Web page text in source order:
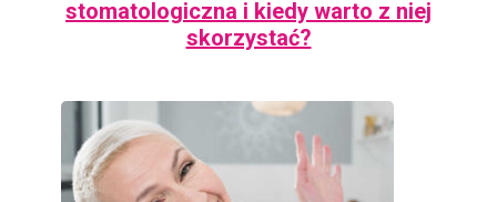
stomatologiczna i kiedy warto z niej
skorzystać?